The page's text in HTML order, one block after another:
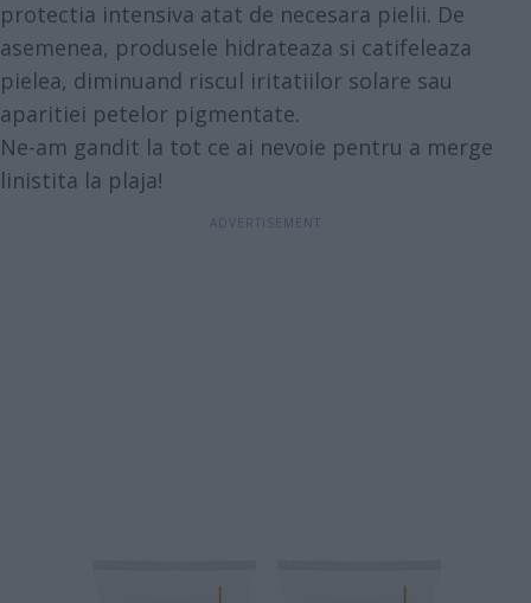
protectia intensiva atat de necesara pielii. De
asemenea, produsele hidrateaza si catifeleaza
pielea, diminuand riscul iritatiilor solare sau
aparitiei petelor pigmentate.
Ne-am gandit la tot ce ai nevoie pentru a merge
linistita la plaja!